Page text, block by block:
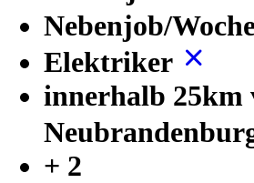
Nebenjob/
Elektriker
innerhalb 25km
+ 2